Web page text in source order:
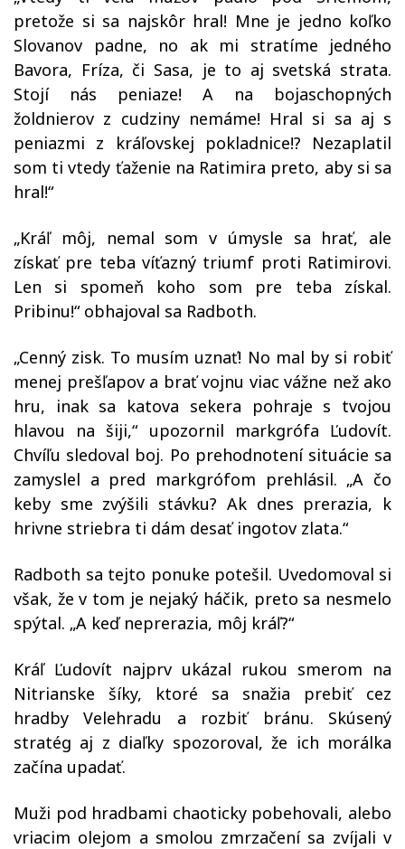
pretože si sa najskôr hral! Mne je jedno koľko
Slovanov padne, no ak mi stratíme jedného
Bavora, Fríza, či Sasa, je to aj svetská strata.
Stojí nás peniaze! A na bojaschopných
žoldnierov z cudziny nemáme! Hral si sa aj s
peniazmi z kráľovskej pokladnice!? Nezaplatil
som ti vtedy ťaženie na Ratimira preto, aby si sa
hral!“
„Kráľ môj, nemal som v úmysle sa hrať, ale
získať pre teba víťazný triumf proti Ratimirovi.
Len si spomeň koho som pre teba získal.
Pribinu!“ obhajoval sa Radboth.
„Cenný zisk. To musím uznať! No mal by si robiť
menej prešľapov a brať vojnu viac vážne než ako
hru, inak sa katova sekera pohraje s tvojou
hlavou na šiji,“ upozornil markgrófa Ľudovít.
Chvíľu sledoval boj. Po prehodnotení situácie sa
zamyslel a pred markgrófom prehlásil. „A čo
keby sme zvýšili stávku? Ak dnes prerazia, k
hrivne striebra ti dám desať ingotov zlata.“
Radboth sa tejto ponuke potešil. Uvedomoval si
však, že v tom je nejaký háčik, preto sa nesmelo
spýtal. „A keď neprerazia, môj kráľ?“
Kráľ Ľudovít najprv ukázal rukou smerom na
Nitrianske šíky, ktoré sa snažia prebiť cez
hradby Velehradu a rozbiť bránu. Skúsený
stratég aj z diaľky spozoroval, že ich morálka
začína upadať.
Muži pod hradbami chaoticky pobehovali, alebo
vriacim olejom a smolou zmrzačení sa zvíjali v